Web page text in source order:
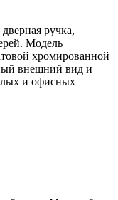
ручка,
Модель
хромированной
внешний вид и
и офисных